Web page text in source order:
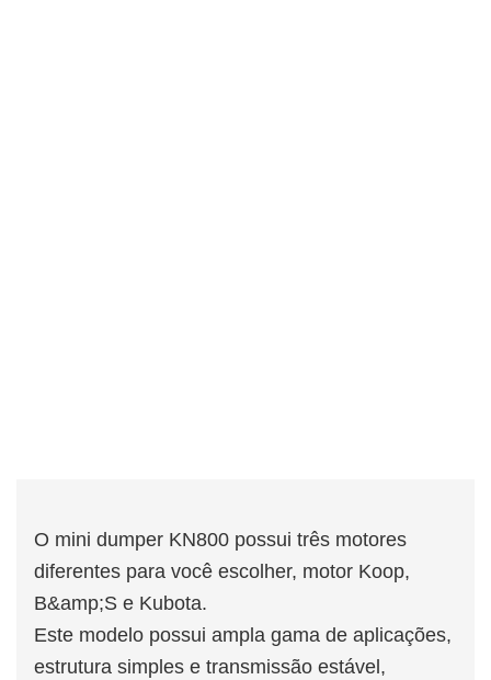
O mini dumper KN800 possui três motores
diferentes para você escolher, motor Koop,
B&amp;S e Kubota.
Este modelo possui ampla gama de aplicações,
estrutura simples e transmissão estável,